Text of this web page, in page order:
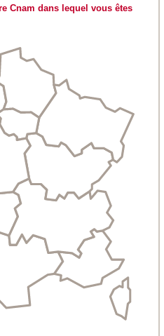
Cnam dans lequel vous êtes